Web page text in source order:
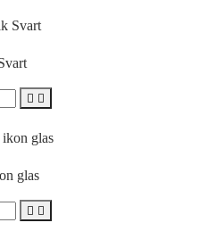
 
glas
 